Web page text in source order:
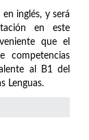
inglés, y será
en este
que el
competencias
al B1 del
Lenguas.